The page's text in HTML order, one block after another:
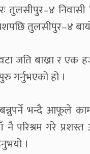
निवासी
तुलसीपुर–४
जति बाख्रा र
गर्नुभएको हो ।
भन्दै आफूले
परिश्रम गरे
।